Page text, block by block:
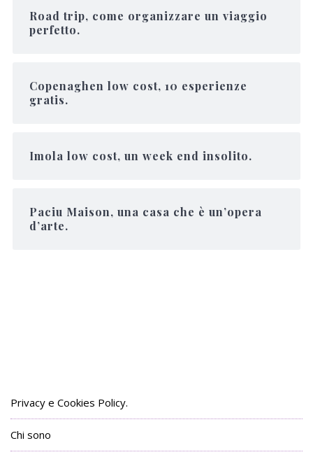
Road trip, come organizzare un viaggio
perfetto.
Copenaghen low cost, 10 esperienze
gratis.
Imola low cost, un week end insolito.
Paciu Maison, una casa che è un’opera
d’arte.
Privacy e Cookies Policy.
Chi sono